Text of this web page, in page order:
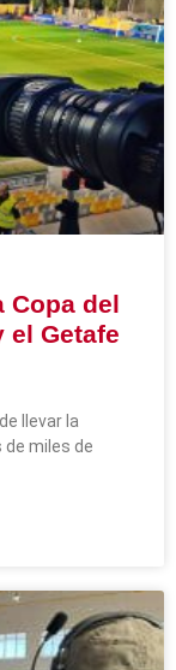
Copa del
el Getafe
llevar la
de miles de